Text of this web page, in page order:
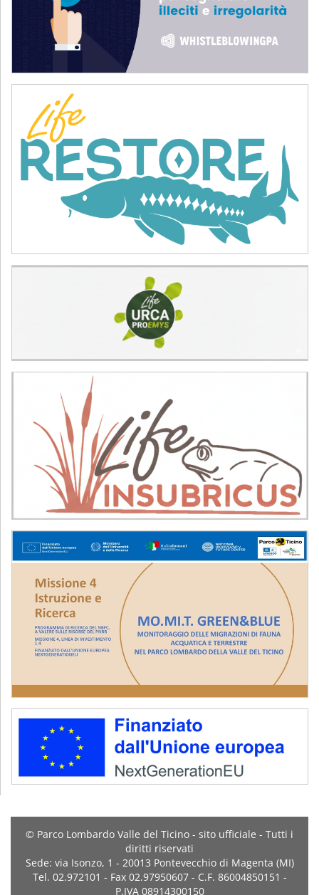
© Parco Lombardo Valle del Ticino - sito ufficiale - Tutti i
diritti riservati
Sede: via Isonzo, 1 - 20013 Pontevecchio di Magenta (MI)
Tel. 02.972101 - Fax 02.97950607 - C.F. 86004850151 -
P.IVA 08914300150